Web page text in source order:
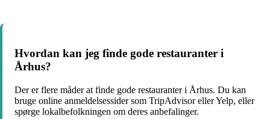
Hvordan kan jeg finde gode restauranter i
Århus?
Der er flere måder at finde gode restauranter i Århus. Du kan
bruge online anmeldelsessider som TripAdvisor eller Yelp, eller
spørge lokalbefolkningen om deres anbefalinger.